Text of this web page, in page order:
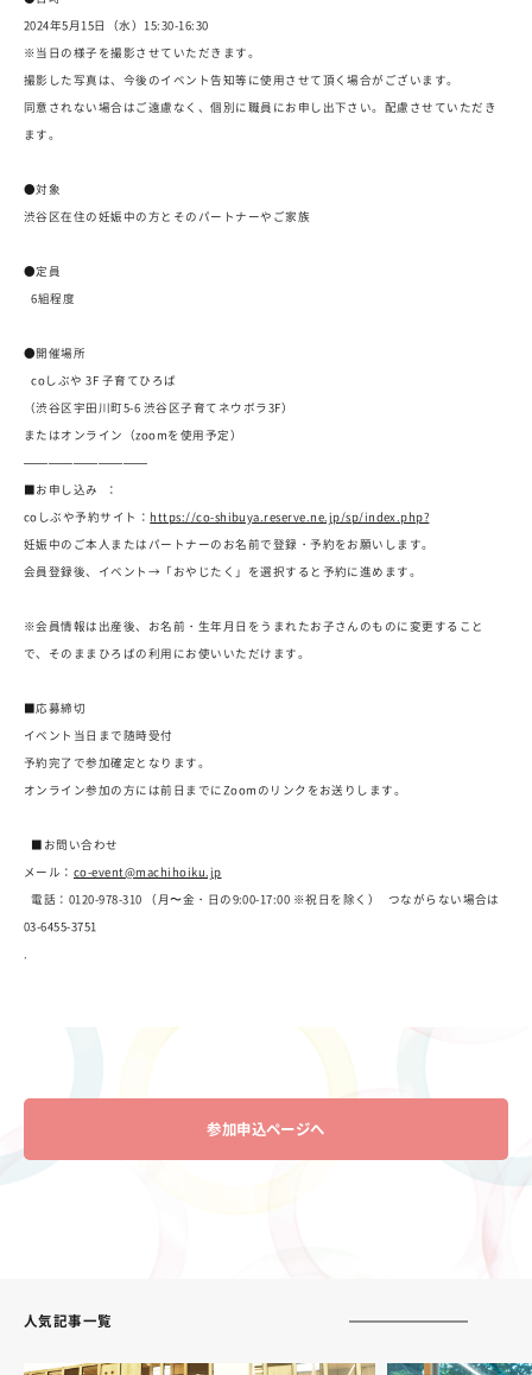
2024年5月15日（水）15:30-16:30
※当日の様子を撮影させていただきます。
撮影した写真は、今後のイベント告知等に使用させて頂く場合がございます。
同意されない場合はご遠慮なく、個別に職員にお申し出下さい。配慮させていただき
ます。
●対象
渋谷区在住の妊娠中の方とそのパートナーやご家族
●定員
6組程度
●開催場所
coしぶや 3F 子育てひろば
（渋谷区宇田川町5-6 渋谷区子育てネウボラ3F）
またはオンライン（zoomを使用予定）
——————————
■お申し込み ：
coしぶや予約サイト： https://co-shibuya.reserve.ne.jp/sp/index.php?
妊娠中のご本人またはパートナーのお名前で登録・予約をお願いします。
会員登録後、イベント→「おやじたく」を選択すると予約に進めます。
※会員情報は出産後、お名前・生年月日をうまれたお子さんのものに変更すること
で、そのままひろばの利用にお使いいただけます。
■応募締切
イベント当日まで随時受付
予約完了で参加確定となります。
オンライン参加の方には前日までにZoomのリンクをお送りします。
■お問い合わせ
メール： co-event@machihoiku.jp
電話：0120-978-310 （月〜金・日の9:00-17:00 ※祝日を除く） つながらない場合は
03-6455-3751
.
参加申込ページへ
人気記事一覧